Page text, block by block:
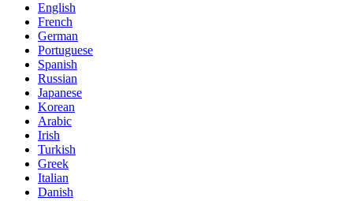
English
French
German
Portuguese
Spanish
Russian
Japanese
Korean
Arabic
Irish
Turkish
Greek
Italian
Danish